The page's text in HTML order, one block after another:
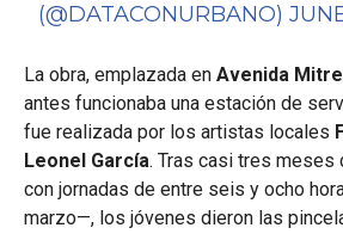
(@DATACONURBANO)
La obra, emplazada en Avenida
antes funcionaba una estación de
fue realizada por los artistas locales
Leonel García. Tras casi tres meses
con jornadas de entre seis y ocho
marzo—, los jóvenes dieron las